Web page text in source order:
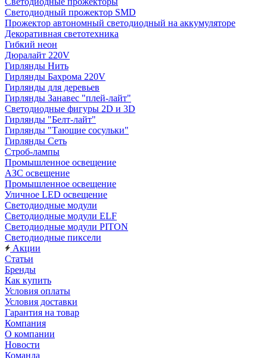
Светодиодный прожектор SMD
Прожектор автономный светодиодный на аккумуляторе
Декоративная светотехника
Гибкий неон
Дюралайт 220V
Гирлянды Нить
Гирлянды Бахрома 220V
Гирлянды для деревьев
Гирлянды Занавес "плей-лайт"
Светодиодные фигуры 2D и 3D
Гирлянды "Белт-лайт"
Гирлянды "Тающие сосульки"
Гирлянды Сеть
Строб-лампы
Промышленное освещение
АЗС освещение
Промышленное освещение
Уличное LED освещение
Светодиодные модули
Светодиодные модули ELF
Светодиодные модули PITON
Светодиодные пиксели
Акции
Статьи
Бренды
Как купить
Условия оплаты
Условия доставки
Гарантия на товар
Компания
О компании
Новости
Команда